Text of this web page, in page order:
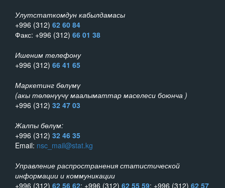
Улутстаткомдун кабылдамасы
+996 (312) 62 60 84
Факс: +996 (312) 66 01 38
Ишеним телефону
+996 (312) 66 41 65
Маркетинг бөлүмү
(акы төлөнүүчү маалыматтар маселеси боюнча )
+996 (312) 32 47 03
Жалпы бөлүм:
+996 (312) 32 46 35
Email: nsc_mail@stat.kg
Управление распространения статистической
информации и коммуникации
+996 (312) 62 56 62; +996 (312) 62 55 59; +996 (312) 62 57